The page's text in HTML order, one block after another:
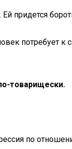
придется
потребует
товарищески.
по